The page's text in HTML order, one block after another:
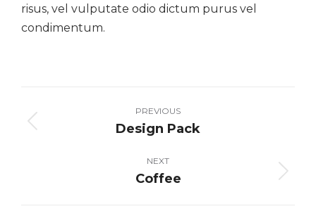
risus, vel vulputate odio dictum purus vel
condimentum.
navigation
PREVIOUS
Previous
Design Pack
NEXT
Next
Coffee